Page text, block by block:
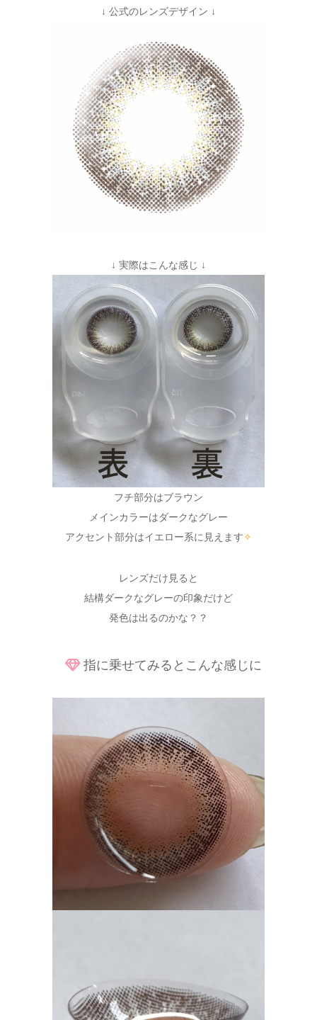
↓ 公式のレンズデザイン ↓
↓ 実際はこんな感じ ↓
フチ部分はブラウン
メインカラーはダークなグレー
アクセント部分はイエロー系に見えます✧
レンズだけ見ると
結構ダークなグレーの印象だけど
発色は出るのかな？？
指に乗せてみるとこんな感じに